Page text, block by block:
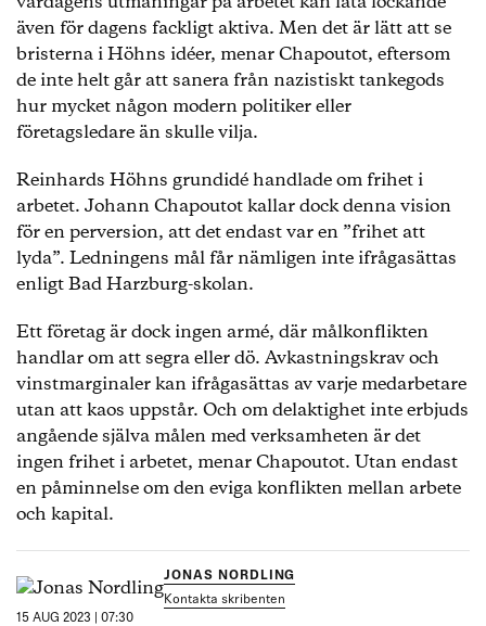
även för dagens fackligt aktiva. Men det är lätt att se
bristerna i Höhns idéer, menar Chapoutot, eftersom
de inte helt går att sanera från nazistiskt tankegods
hur mycket någon modern politiker eller
företagsledare än skulle vilja.
Reinhards Höhns grundidé handlade om frihet i
arbetet. Johann Chapoutot kallar dock denna vision
för en perversion, att det endast var en ”frihet att
lyda”. Ledningens mål får nämligen inte ifrågasättas
enligt Bad Harzburg-skolan.
Ett företag är dock ingen armé, där målkonflikten
handlar om att segra eller dö. Avkastningskrav och
vinstmarginaler kan ifrågasättas av varje medarbetare
utan att kaos uppstår. Och om delaktighet inte erbjuds
angående själva målen med verksamheten är det
ingen frihet i arbetet, menar Chapoutot. Utan endast
en påminnelse om den eviga konflikten mellan arbete
och kapital.
JONAS NORDLING
Kontakta skribenten
15 AUG 2023 | 07:30